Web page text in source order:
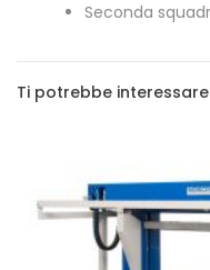
Seconda
Ti potrebbe